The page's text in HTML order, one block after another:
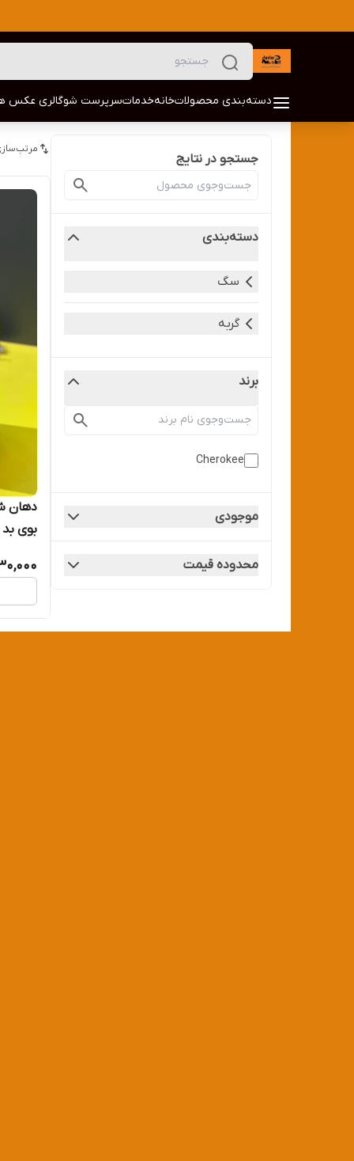
دسته‌بندی محصولاتخانهخدماتسرپرست شوگالری عکس
جستجو در نتایج
دسته‌بندی
سگ
گربه
برند
Cherokee
موجودی
محدوده قیمت
دهان‌
بوی